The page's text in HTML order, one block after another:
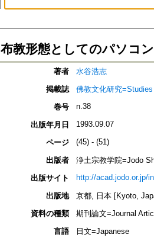
布教形態としてのパソコ
著者
水谷浩志
掲載誌
佛教文化研究
巻号
n.38
出版年月日 1993.09.07
ページ (45) - (51)
出版者
浄土宗教学院=Jodo
出版サイト
http://acad.jodo.or.jp/
出版地
京都, 日本 [Kyoto,
資料の種類
期刊論文=Journal
言語
日文=Japanese